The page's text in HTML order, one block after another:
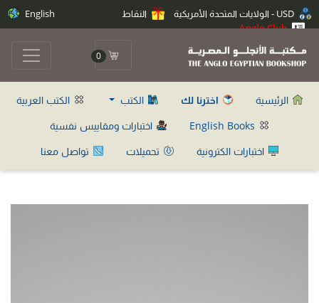
النقاط
Anglo Club
English
0
الرئيسية اخترنا لك الكتب
الكتب العربية
اختبارات ومقاييس نفسية
اختبارات الكترونية
تحميلات تواصل معنا